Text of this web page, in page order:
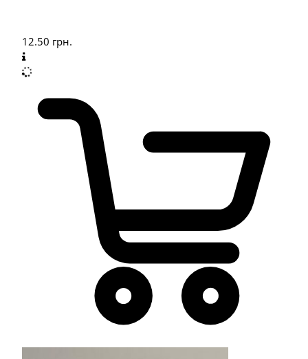
12.50 грн.